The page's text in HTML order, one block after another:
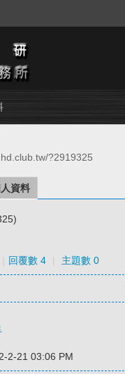
?2919325
資料
回覆數 4 主題數 0
2-21 03:06 PM